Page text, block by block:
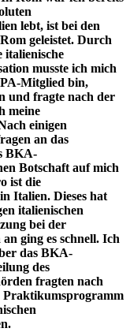
lebt, ist bei den
geleistet. Durch
italienische
musste ich mich
Mitglied bin,
und fragte nach der
meine
einigen
an das
BKA-
Botschaft auf mich
ist die
Italien. Dieses hat
italienischen
bei der
ging es schnell. Ich
das BKA-
des
fragten nach
Praktikumsprogramm